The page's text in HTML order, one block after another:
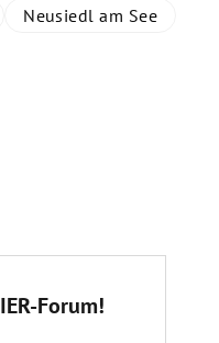
Neusiedl am See